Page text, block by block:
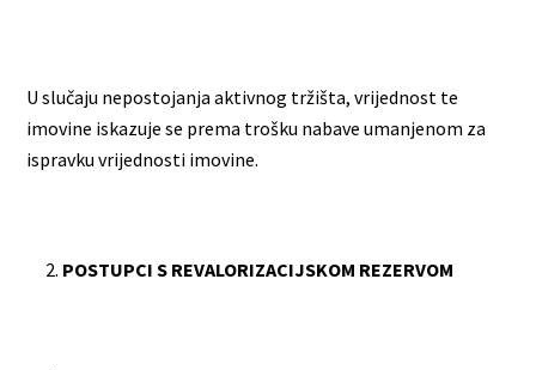
U slučaju nepostojanja aktivnog tržišta, vrijednost te
imovine iskazuje se prema trošku nabave umanjenom za
ispravku vrijednosti imovine.
POSTUPCI S REVALORIZACIJSKOM REZERVOM